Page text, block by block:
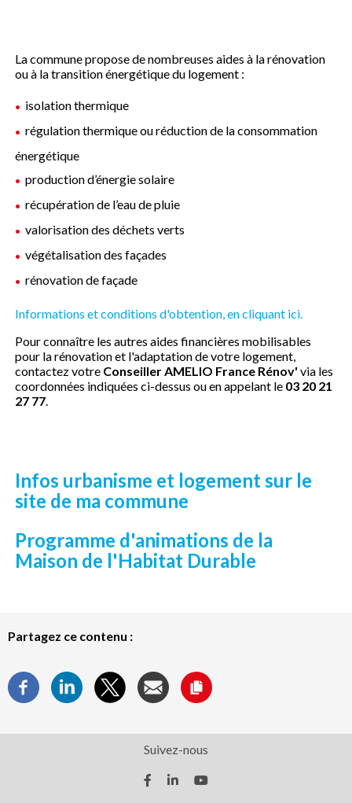
La commune propose de nombreuses aides à la rénovation
ou à la transition énergétique du logement :
isolation thermique
régulation thermique ou réduction de la consommation
énergétique
production d’énergie solaire
récupération de l’eau de pluie
valorisation des déchets verts
végétalisation des façades
rénovation de façade
Informations et conditions d'obtention, en cliquant ici.
Pour connaître les autres aides financières mobilisables
pour la rénovation et l'adaptation de votre logement,
contactez votre Conseiller AMELIO France Rénov' via les
coordonnées indiquées ci-dessus ou en appelant le 03 20 21
27 77.
Infos urbanisme et logement sur le
site de ma commune
Programme d'animations de la
Maison de l'Habitat Durable
Partagez ce contenu :
Suivez-nous

facebook
 linkedin
